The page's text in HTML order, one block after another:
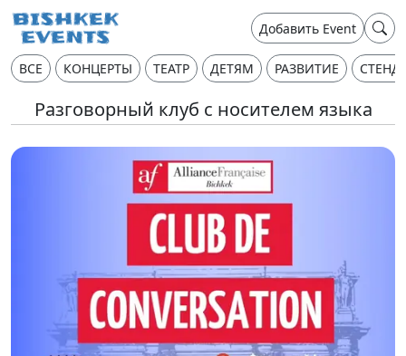
Добавить Event
ВСЕ КОНЦЕРТЫ ТЕАТР ДЕТЯМ РАЗВИТИЕ
Разговорный клуб с носителем языка